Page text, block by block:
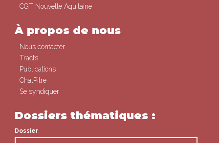
CGT Nouvelle Aquitaine
À propos de nous
Nous contacter
Tracts
Publications
ChatPitre
Se syndiquer
Dossiers thématiques :
Dossier